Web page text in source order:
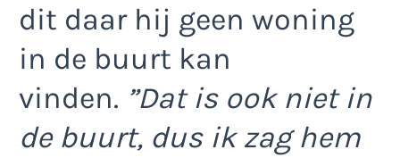
dit daar hij geen woning
in de buurt kan
vinden. ”Dat is ook niet in
de buurt, dus ik zag hem